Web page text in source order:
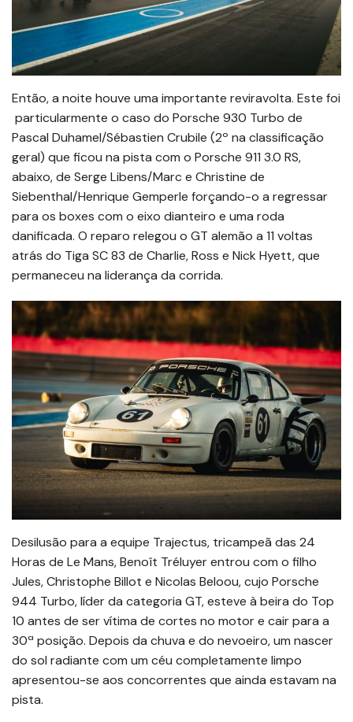
Então, a noite houve uma importante reviravolta. Este foi
particularmente o caso do Porsche 930 Turbo de
Pascal Duhamel/Sébastien Crubile (2º na classificação
geral) que ficou na pista com o Porsche 911 3.0 RS,
abaixo, de Serge Libens/Marc e Christine de
Siebenthal/Henrique Gemperle forçando-o a regressar
para os boxes com o eixo dianteiro e uma roda
danificada. O reparo relegou o GT alemão a 11 voltas
atrás do Tiga SC 83 de Charlie, Ross e Nick Hyett, que
permaneceu na liderança da corrida.
Desilusão para a equipe Trajectus, tricampeã das 24
Horas de Le Mans, Benoît Tréluyer entrou com o filho
Jules, Christophe Billot e Nicolas Beloou, cujo Porsche
944 Turbo, líder da categoria GT, esteve à beira do Top
10 antes de ser vítima de cortes no motor e cair para a
30ª posição. Depois da chuva e do nevoeiro, um nascer
do sol radiante com um céu completamente limpo
apresentou-se aos concorrentes que ainda estavam na
pista.